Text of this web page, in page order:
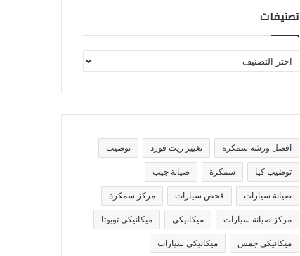
تصنيفات
ص
ف
تافضل ورشة سمكرة تغيير زيت فورد توضيب
توضيب كيا سمكرة صيانة جيب
صيانة سيارات فحص سيارات مركز سمكرة
مركز صيانة سيارات ميكانيكي ميكانيكي تويوتا
ميكانيكي جمس ميكانيكي سيارات